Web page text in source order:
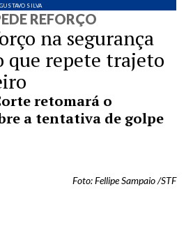
SILVA
REFORÇO
na segurança
que repete trajeto
retomará o
a tentativa de golpe
Foto: Fellipe Sampaio /STF